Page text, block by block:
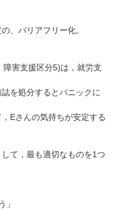
、バリアフリー化。
害支援区分5)は，就労支
を処分するとパニックに
Eさんの気持ちが安定する
て，最も適切なものを1つ
」